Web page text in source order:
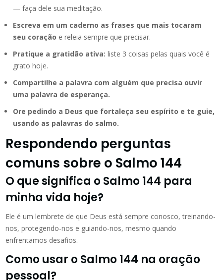
— faça dele sua meditação.
Escreva em um caderno as frases que mais tocaram
seu coração e releia sempre que precisar.
Pratique a gratidão ativa: liste 3 coisas pelas quais você é
grato hoje.
Compartilhe a palavra com alguém que precisa ouvir
uma palavra de esperança.
Ore pedindo a Deus que fortaleça seu espírito e te guie,
usando as palavras do salmo.
Respondendo perguntas
comuns sobre o Salmo 144
O que significa o Salmo 144 para
minha vida hoje?
Ele é um lembrete de que Deus está sempre conosco, treinando-
nos, protegendo-nos e guiando-nos, mesmo quando
enfrentamos desafios.
Como usar o Salmo 144 na oração
pessoal?